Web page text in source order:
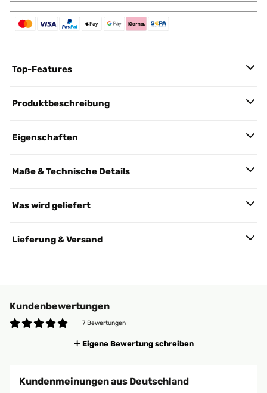
Top-Features
Produktbeschreibung
Eigenschaften
Maße & Technische Details
Was wird geliefert
Lieferung & Versand
Kundenbewertungen
7 Bewertungen
Eigene Bewertung schreiben
Kundenmeinungen aus Deutschland